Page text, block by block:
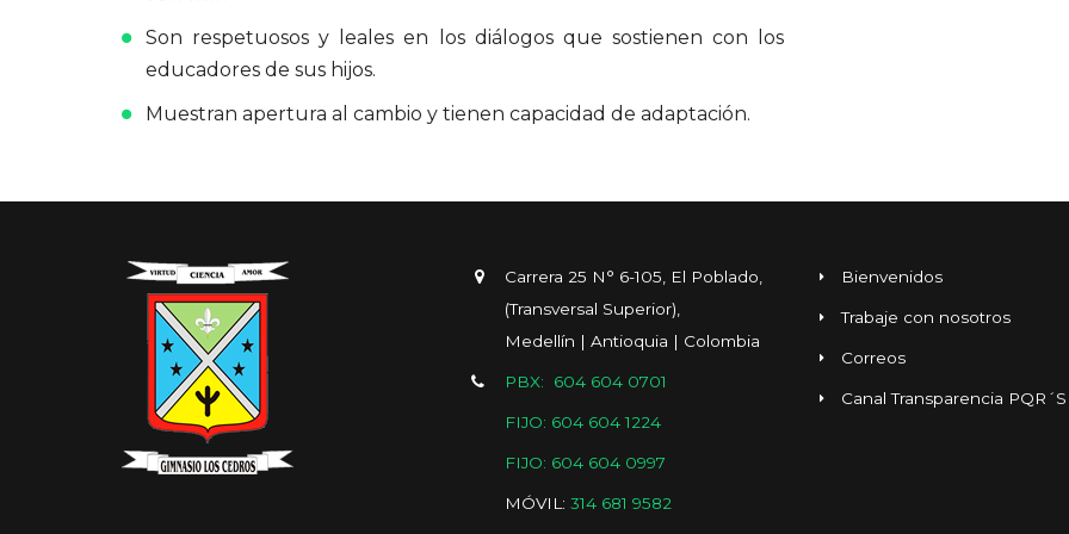
Son respetuosos y leales en los diálogos que sostienen con los
educadores de sus hijos.
Muestran apertura al cambio y tienen capacidad de adaptación.
Carrera 25 N° 6-105, El Poblado,
(Transversal Superior),
Medellín | Antioquia | Colombia
PBX: 604 604 0701
FIJO: 604 604 1224
FIJO: 604 604 0997
MÓVIL: 314 681 9582
Bienvenidos
Trabaje con nosotros
Correos
Canal Transparencia PQR´S